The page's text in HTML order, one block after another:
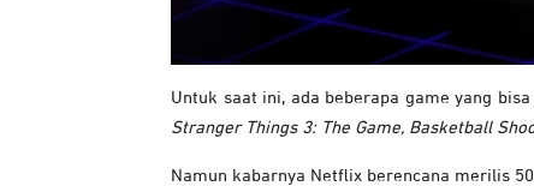
Untuk saat ini, ada beberapa game yang
Stranger Things 3: The Game, Basketball
Namun kabarnya Netflix berencana merilis